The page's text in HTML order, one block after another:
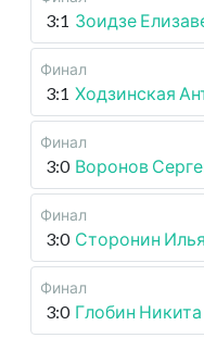
3:1 Зоидзе
Финал
3:1 Ходзинская
Финал
3:0 Воронов
Финал
3:0 Сторонин Илья
Финал
3:0 Глобин Никита